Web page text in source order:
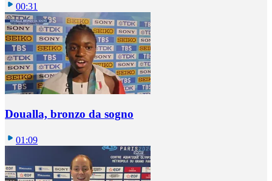
00:31
Doualla, bronzo da sogno
01:09